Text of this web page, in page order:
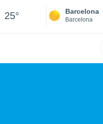
25° Barcelona
Barcelona